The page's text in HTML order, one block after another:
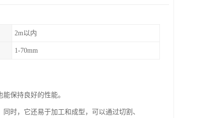
2m以内
1-70mm
保持良好的性能。
时，它还易于加工和成型，可以通过切割、